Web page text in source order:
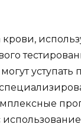
уступать